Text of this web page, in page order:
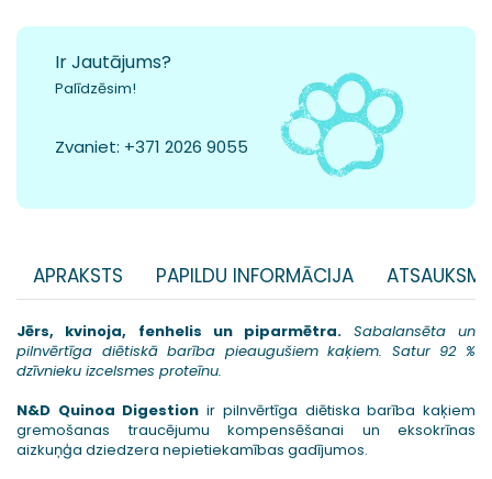
Ir Jautājums?
Palīdzēsim!
Zvaniet: +371 2026 9055
APRAKSTS PAPILDU INFORMĀCIJA
Jērs, kvinoja, fenhelis un piparmētra. Sabalansēta un
pilnvērtīga diētiskā barība pieaugušiem kaķiem. Satur 92 %
dzīvnieku izcelsmes proteīnu.
N&D Quinoa Digestion ir pilnvērtīga diētiska barība kaķiem
gremošanas traucējumu kompensēšanai un eksokrīnas
aizkuņģa dziedzera nepietiekamības gadījumos.